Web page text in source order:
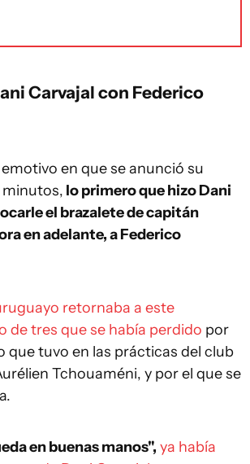
Carvajal con Federico
en que se anunció su
minutos, lo primero que hizo Dani
el brazalete de capitán
en adelante, a Federico
retornaba a este
de tres que se había perdido por
que tuvo en las prácticas del club
Tchouaméni, y por el que se
en buenas manos", ya había